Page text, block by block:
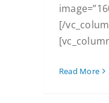
[/
Read More